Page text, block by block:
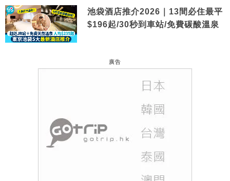
池袋酒店推介2026｜13間必住最平
$196起/30秒到車站/免費碳酸溫泉
廣告